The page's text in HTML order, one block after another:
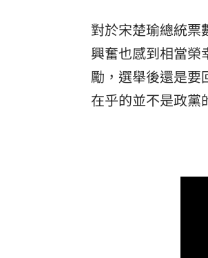
對於宋楚瑜總統票
興奮也感到相當榮
勵，選舉後還是要
在乎的並不是政黨